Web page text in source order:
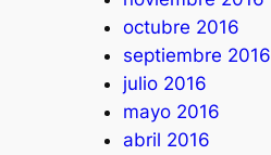
octubre 2016
septiembre 2016
julio 2016
mayo 2016
abril 2016